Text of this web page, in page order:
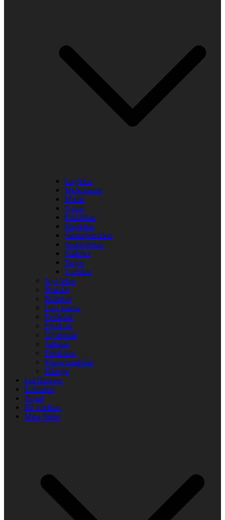
Laglekar
Midsommar
Musik
Namn
Påsklekar
Rastlekar
Samarbetslekar
Snabbalekar
Stafetter
Tagen
Utelekar
Nya lekar
Blandat
Bollekar
Lära känna
Festlekar
Förskola
Gympasal
Jullekar
Femkamp
Klassrumslekar
Kluriga
Lekfinnaren
Lekindex
Tipsa!
Bli medlem
Mina Sidor